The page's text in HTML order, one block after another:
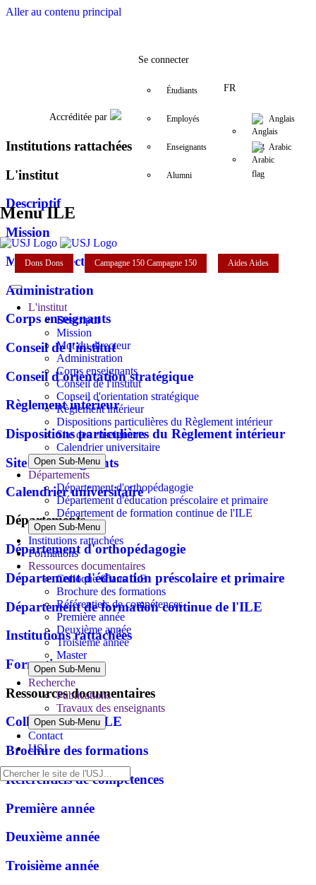
Aller au contenu principal
FacebookTwitter
Accréditée par
Se connecter
Étudiants
Employés
Enseignants
Alumni
FR
Anglais
Arabic
Menu ILE
Dons Dons Campagne 150 Campagne 150 AidesAides
L'institut
Descriptif
Mission
Mot du directeur
Administration
Corps enseignants
Conseil de l'institut
Conseil d'orientation stratégique
Règlement intérieur
Dispositions particulières du Règlement intérieur
Site des enseignants
Calendrier universitaire
Open Sub-Menu
Départements
Département d'orthopédagogie
Département d'éducation préscolaire et primaire
Département de formation continue de l'ILE
Open Sub-Menu
Institutions rattachées
Formations
Ressources documentaires
Colloque 65ans ILE
Brochure des formations
Référentiels de compétences
Première année
Deuxième année
Troisième année
Master
Open Sub-Menu
Recherche
Publications
Travaux des enseignants
Open Sub-Menu
Contact
USJ
Institutions rattachées
L'institut
Descriptif
Mission
Mot du directeur
Administration
Corps enseignants
Conseil de l'institut
Conseil d'orientation stratégique
Règlement intérieur
Dispositions particulières du Règlement intérieur
Site des enseignants
Calendrier universitaire
Départements
Département d'orthopédagogie
Département d'éducation préscolaire et primaire
Département de formation continue de l'ILE
Institutions rattachées
Formations
Ressources documentaires
Colloque 65ans ILE
Brochure des formations
Référentiels de compétences
Première année
Deuxième année
Troisième année